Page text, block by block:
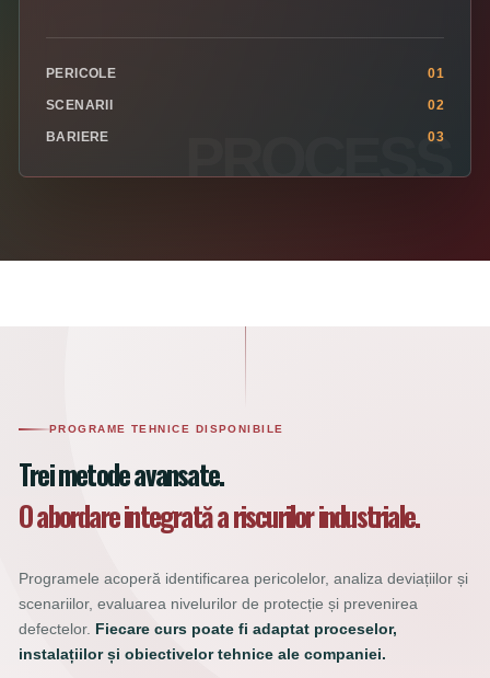
PERICOLE 01
SCENARII 02
BARIERE 03
PROGRAME TEHNICE DISPONIBILE
Trei metode avansate.
O abordare integrată a riscurilor industriale.
Programele acoperă identificarea pericolelor, analiza deviațiilor și
scenariilor, evaluarea nivelurilor de protecție și prevenirea
defectelor. Fiecare curs poate fi adaptat proceselor,
instalațiilor și obiectivelor tehnice ale companiei.